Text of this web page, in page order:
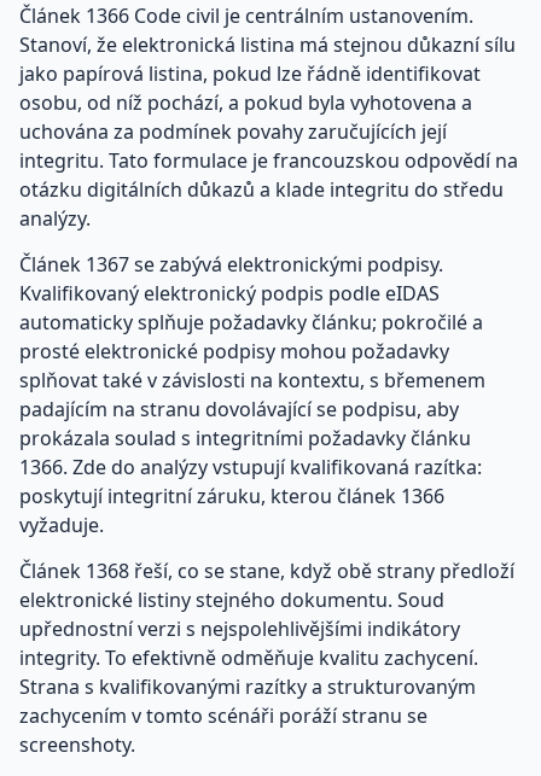
Článek 1366 Code civil je centrálním ustanovením.
Stanoví, že elektronická listina má stejnou důkazní sílu
jako papírová listina, pokud lze řádně identifikovat
osobu, od níž pochází, a pokud byla vyhotovena a
uchována za podmínek povahy zaručujících její
integritu. Tato formulace je francouzskou odpovědí na
otázku digitálních důkazů a klade integritu do středu
analýzy.
Článek 1367 se zabývá elektronickými podpisy.
Kvalifikovaný elektronický podpis podle eIDAS
automaticky splňuje požadavky článku; pokročilé a
prosté elektronické podpisy mohou požadavky
splňovat také v závislosti na kontextu, s břemenem
padajícím na stranu dovolávající se podpisu, aby
prokázala soulad s integritními požadavky článku
1366. Zde do analýzy vstupují kvalifikovaná razítka:
poskytují integritní záruku, kterou článek 1366
vyžaduje.
Článek 1368 řeší, co se stane, když obě strany předloží
elektronické listiny stejného dokumentu. Soud
upřednostní verzi s nejspolehlivějšími indikátory
integrity. To efektivně odměňuje kvalitu zachycení.
Strana s kvalifikovanými razítky a strukturovaným
zachycením v tomto scénáři poráží stranu se
screenshoty.